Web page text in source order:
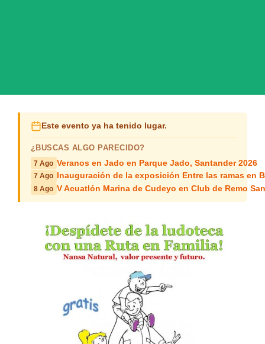
Este evento ya ha tenido lugar.
¿BUSCAS ALGO PARECIDO?
7 Ago Veranos en Jado en Parque Jado, Santander 2026
7 Ago Inauguración de la exposición Entre las ramas en
8 Ago V Acuatlón Marina de Cudeyo en Club de Remo